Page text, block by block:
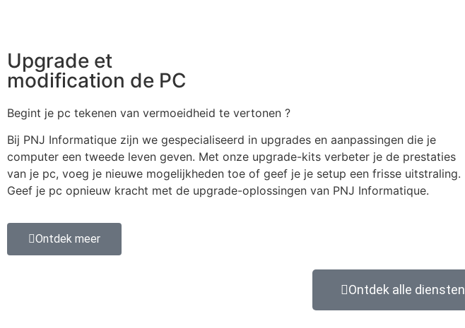
Upgrade et
modification de PC
Begint je pc tekenen van vermoeidheid te vertonen ?
Bij PNJ Informatique zijn we gespecialiseerd in upgrades en aanpassingen die je
computer een tweede leven geven. Met onze upgrade-kits verbeter je de prestaties
van je pc, voeg je nieuwe mogelijkheden toe of geef je je setup een frisse uitstraling.
Geef je pc opnieuw kracht met de upgrade-oplossingen van PNJ Informatique.
Ontdek meer
Ontdek alle diensten